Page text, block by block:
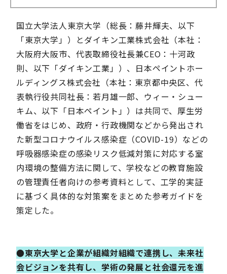
国立大学法人東京大学（総長：藤井輝夫、以下
「東京大学」）とダイキン工業株式会社（本社：
大阪府大阪市、代表取締役社長兼CEO：十河政
則、以下「ダイキン工業」）、日本ペイントホー
ルディングス株式会社（本社：東京都中央区、代
表執行役共同社長：若月雄一郎、ウィー・シュー
キム、以下「日本ペイント」）は共同で、厚生労
働省をはじめ、政府・行政機関などから発出され
た新型コロナウイルス感染症（COVID-19）などの
呼吸器感染症の感染リスク低減対策に対応する室
内環境の整備方法に関して、学校などの教育施設
の管理責任者向けの参考資料として、工学的実証
に基づく具体的な対策案をまとめた参考ガイドを
策定した。
●東京大学と企業が組織対組織で連携し、未来社
会ビジョンを共有し、学術の発展と社会還元を進